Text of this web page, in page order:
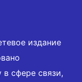
издание
сфере связи,